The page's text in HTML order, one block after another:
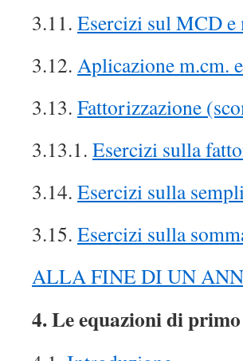
3.11. Esercizi sul MCD e
3.12. Aplicazione m.cm.
3.13. Fattorizzazione
3.13.1. Esercizi sulla
3.14. Esercizi sulla
3.15. Esercizi sulla
ALLA FINE DI UN
4. Le equazioni di